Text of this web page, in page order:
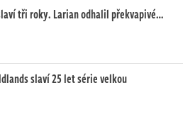
tři roky. Larian odhalil překvapivé…
slaví 25 let série velkou